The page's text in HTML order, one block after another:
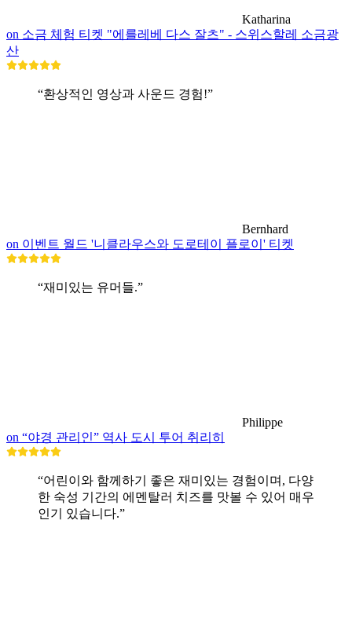
Katharina
on 소금 체험 티켓 "에를레베 다스 잘츠" - 스위스할레 소금광
산
“환상적인 영상과 사운드 경험!”
Bernhard
on 이벤트 월드 '니클라우스와 도로테이 플로이' 티켓
“재미있는 유머들.”
Philippe
on “야경 관리인” 역사 도시 투어 취리히
“어린이와 함께하기 좋은 재미있는 경험이며, 다양
한 숙성 기간의 에멘탈러 치즈를 맛볼 수 있어 매우
인기 있습니다.”